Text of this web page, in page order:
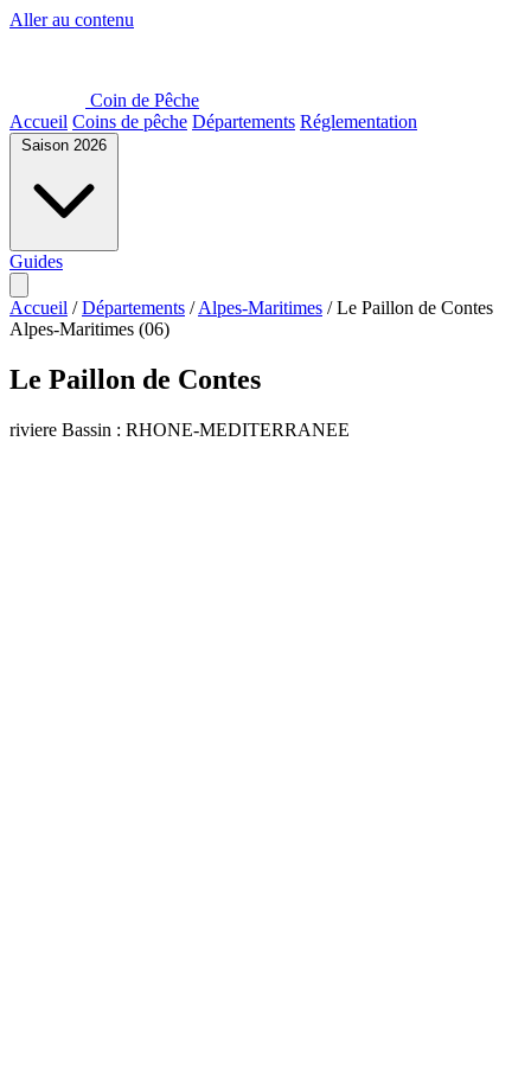
Aller au contenu
Coin de Pêche
Accueil Coins de pêche Départements Réglementation
Saison 2026
Guides
Accueil / Départements / Alpes-Maritimes / Le Paillon de Contes
Alpes-Maritimes (06)
Le Paillon de Contes
riviere Bassin : RHONE-MEDITERRANEE